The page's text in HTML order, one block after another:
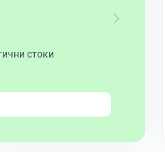
стоки